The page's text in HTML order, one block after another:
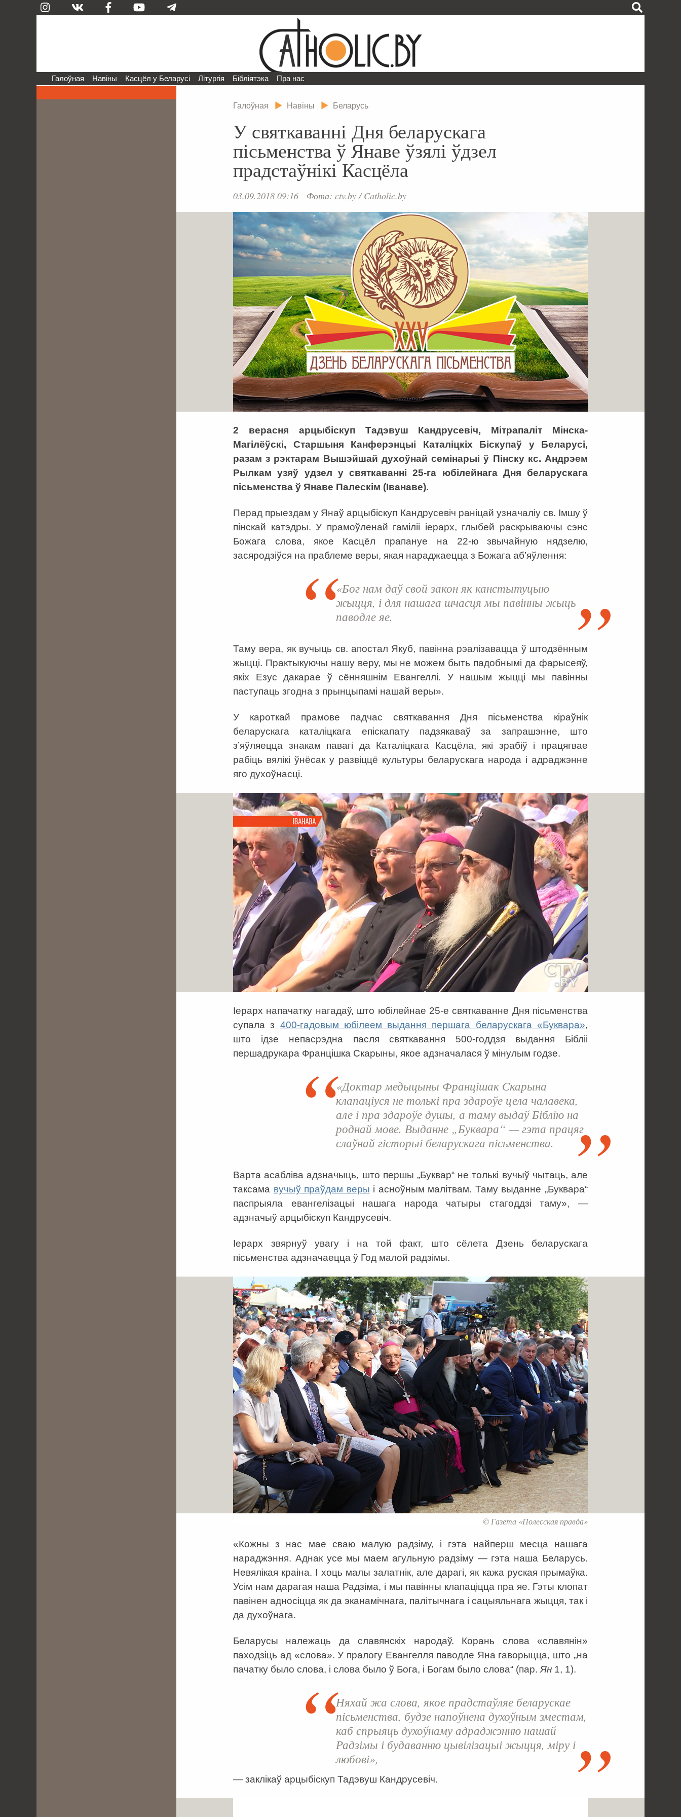
Галоўная Навіны Касцёл у Беларусі Літургія Бібліятэка Пра нас
Галоўная Навіны Беларусь
У святкаванні Дня беларускага
пісьменства ў Янаве ўзялі ўдзел
прадстаўнікі Касцёла
03.09.2018 09:16 Фота: ctv.by/Catholic.by
2 верасня арцыбіскуп Тадэвуш Кандрусевіч, Мітрапаліт Мінска-
Магілёўскі, Старшыня Канферэнцыі Каталіцкіх Біскупаў у Беларусі,
разам з рэктарам Вышэйшай духоўнай семінарыі ў Пінску кс. Андрэем
Рылкам узяў удзел у святкаванні 25-га юбілейнага Дня беларускага
пісьменства ў Янаве Палескім (Іванаве).
Перад прыездам у Янаў арцыбіскуп Кандрусевіч раніцай узначаліу св. Імшу ў
пінскай катэдры. У прамоўленай гаміліі іерарх, глыбей раскрываючы сэнс
Божага слова, якое Касцёл прапануе на 22-ю звычайную нядзелю,
засяродзіўся на праблеме веры, якая нараджаецца з Божага аб’яўлення:
«Бог нам даў свой закон як канстытуцыю
жыцця, і для нашага шчасця мы павінны жыць
паводле яе.
Таму вера, як вучыць св. апостал Якуб, павінна рэалізавацца ў штодзённым
жыцці. Практыкуючы нашу веру, мы не можем быть падобнымі да фарысеяў,
якіх Езус дакарае ў сённяшнім Евангеллі. У нашым жыцці мы павінны
паступаць згодна з прынцыпамі нашай веры».
У кароткай прамове падчас святкавання Дня пісьменства кіраўнік
беларускага каталіцкага епіскапату падзякаваў за запрашэнне, што
з’яўляецца знакам павагі да Каталіцкага Касцёла, які зрабіў і працягвае
рабіць вялікі ўнёсак у развіццё культуры беларускага народа і адраджэнне
яго духоўнасці.
Іерарх напачатку нагадаў, што юбілейнае 25-е святкаванне Дня пісьменства
супала з 400-гадовым юбілеем выдання першага беларускага «Буквара»,
што ідзе непасрэдна пасля святкавання 500-годдзя выдання Бібліі
першадрукара Францішка Скарыны, якое адзначалася ў мінулым годзе.
«Доктар медыцыны Францішак Скарына
клапаціуся не толькі пра здароўе цела чалавека,
але і пра здароўе душы, а таму выдаў Біблію на
роднай мове. Выданне „Буквара“ — гэта працяг
слаўнай гісторыі беларускага пісьменства.
Варта асабліва адзначыць, што першы „Буквар“ не толькі вучыў чытаць, але
таксама вучыў праўдам веры і асноўным малітвам. Таму выданне „Буквара“
паспрыяла евангелізацыі нашага народа чатыры стагоддзі таму», —
адзначыў арцыбіскуп Кандрусевіч.
Іерарх звярнуў увагу і на той факт, што сёлета Дзень беларускага
пісьменства адзначаецца ў Год малой радзімы.
© Газета «Полесская правда»
«Кожны з нас мае сваю малую радзіму, і гэта найперш месца нашага
нараджэння. Аднак усе мы маем агульную радзіму — гэта наша Беларусь.
Невялікая краіна. І хоць малы залатнік, але дарагі, як кажа руская прымаўка.
Усім нам дарагая наша Радзіма, і мы павінны клапаціцца пра яе. Гэты клопат
павінен адносіцца як да эканамічнага, палітычнага і сацыяльнага жыцця, так і
да духоўнага.
Беларусы належаць да славянскіх народаў. Корань слова «славянін»
паходзіць ад «слова». У пралогу Евангелля паводле Яна гаворыцца, што „на
пачатку было слова, і слова было ў Бога, і Богам было слова“ (пар. Ян 1, 1).
Няхай жа слова, якое прадстаўляе беларускае
пісьменства, будзе напоўнена духоўным зместам,
каб спрыяць духоўнаму адраджэнню нашай
Радзімы і будаванню цывілізацыі жыцця, міру і
любові»,
— заклікаў арцыбіскуп Тадэвуш Кандрусевіч.